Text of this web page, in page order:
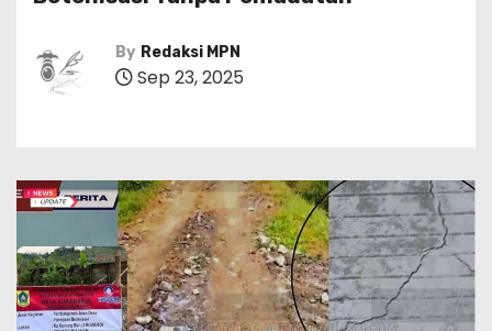
By Redaksi MPN
Sep 23, 2025